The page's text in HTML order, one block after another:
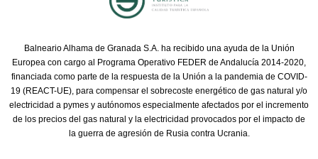
Balneario Alhama de Granada S.A. ha recibido una ayuda de la Unión
Europea con cargo al Programa Operativo FEDER de Andalucía 2014-2020,
financiada como parte de la respuesta de la Unión a la pandemia de COVID-
19 (REACT-UE), para compensar el sobrecoste energético de gas natural y/o
electricidad a pymes y autónomos especialmente afectados por el incremento
de los precios del gas natural y la electricidad provocados por el impacto de
la guerra de agresión de Rusia contra Ucrania.